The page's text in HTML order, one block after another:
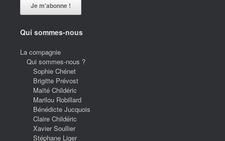
Qui sommes-nous
La compagnie
Qui sommes-nous ?
Sophie Chénet
Brigitte Prévost
Maïté Childéric
Marilou Robillard
Bénédicte Jucquois
Claire Childéric
Xavier Soullier
Stéphane Liger